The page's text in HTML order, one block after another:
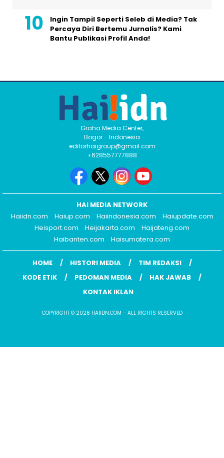
Ingin Tampil Seperti Seleb di Media? Tak
Percaya Diri Bertemu Jurnalis? Kami
Bantu Publikasi Profil Anda!
Graha Media Center,
Bogor - Indonesia
editorhaigroup@gmail.com
+628557777888
HAI MEDIA NETWORK
Haiidn.com
Haiup.com Haiindonesia.com
Haiupdate.com
Heisport.com
Heijakarta.com
Haijateng.com
Haibanten.com
Haisumatera.com
HOME HISTORI MEDIA
TIM REDAKSI
KODE ETIK
PEDOMAN MEDIA
HAK JAWAB
KONTAK IKLAN
COPYRIGHT © 2026 HAIIDN.COM - ALL RIGHTS RESERVED